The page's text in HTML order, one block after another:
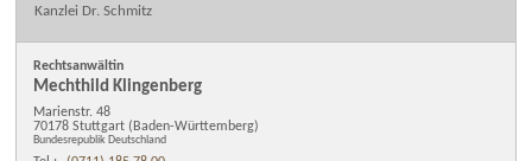
Kanzlei Dr. Schmitz
Rechtsanwältin
Mechthild Klingenberg
Marienstr. 48
70178 Stuttgart (Baden-Württemberg)
Bundesrepublik Deutschland